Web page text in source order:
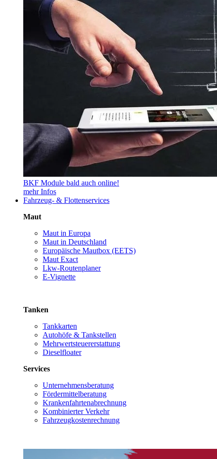
BKF Module bald auch online!
mehr Infos
Fahrzeug- & Flottenservices
Maut
Maut in Europa
Maut in Deutschland
Europäische Mautbox (EETS)
Maut Exact
Lkw-Routenplaner
E-Vignette
Tanken
Tankkarten
Autohöfe & Tankstellen
Mehrwertsteuererstattung
Dieselfloater
Services
Unternehmensberatung
Fördermittelberatung
Krankenfahrtenabrechnung
Kombinierter Verkehr
Fahrzeugkostenrechnung